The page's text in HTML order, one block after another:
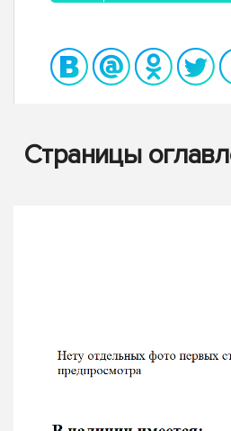
Страницы